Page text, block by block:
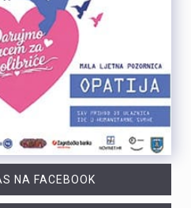
NA FACEBOOK